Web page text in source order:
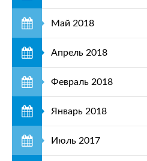
Май 2018
Апрель 2018
Февраль 2018
Январь 2018
Июль 2017